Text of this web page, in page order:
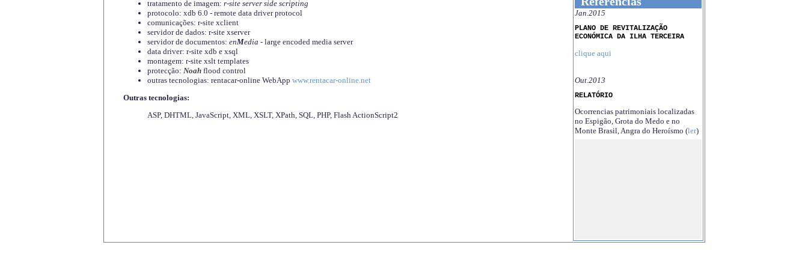
tratamento de imagem: r-site server side scripting
protocolo: xdb 6.0 - remote data driver protocol
comunicações: r-site xclient
servidor de dados: r-site xserver
servidor de documentos: enMedia - large encoded media server
data driver: r-site xdb e xsql
montagem: r-site xslt templates
protecção: Noahflood control
outras tecnologias: rentacar-online WebApp www.rentacar-online.net
Outras tecnologias:
ASP, DHTML, JavaScript, XML, XSLT, XPath, SQL, PHP, Flash ActionScript2
Jan.2015
PLANO DE REVITALIZAÇÃO
ECONÓMICA DA ILHA TERCEIRA
clique aqui
Out.2013
RELATÓRIO
Ocorrencias patrimoniais localizadas
no Espigão, Grota do Medo e no
Monte Brasil, Angra do Heroísmo (ler)